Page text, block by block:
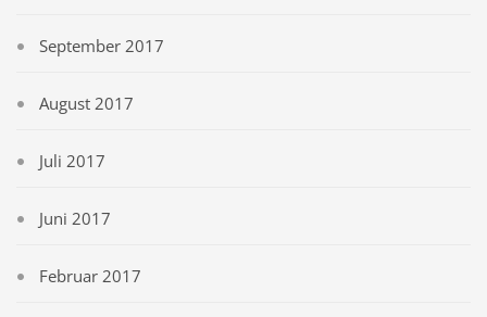
September 2017
August 2017
Juli 2017
Juni 2017
Februar 2017